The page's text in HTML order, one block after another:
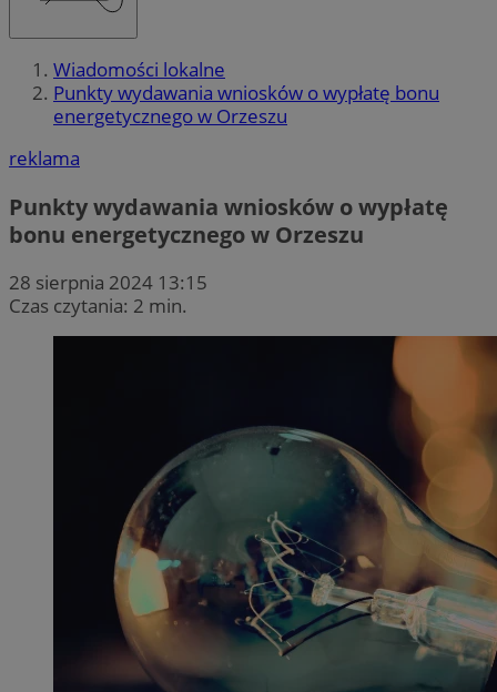
Wiadomości lokalne
Punkty wydawania wniosków o wypłatę bonu
energetycznego w Orzeszu
reklama
Punkty wydawania wniosków o wypłatę
bonu energetycznego w Orzeszu
28 sierpnia 2024 13:15
Czas czytania: 2 min.